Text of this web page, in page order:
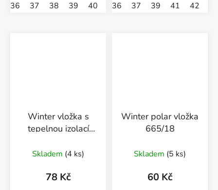
36 37 38 39 40 42 43 44 45 46
36 37 39 41 42
Winter vložka s
tepelnou izolací
Skladem (4 ks)
78 Kč
Winter polar vložka
665/18
Skladem (5 ks)
60 Kč